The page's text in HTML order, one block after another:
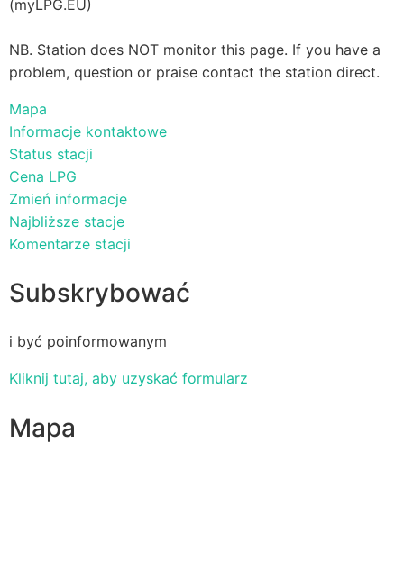
(myLPG.EU)
NB. Station does NOT monitor this page. If you have a
problem, question or praise contact the station direct.
Mapa
Informacje kontaktowe
Status stacji
Cena LPG
Zmień informacje
Najbliższe stacje
Komentarze stacji
Subskrybować
i być poinformowanym
Kliknij tutaj, aby uzyskać formularz
Mapa